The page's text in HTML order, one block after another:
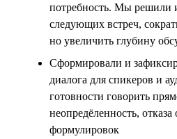
потребность. Мы решили
следующих встреч,
но увеличить глубину
Сформировали и
диалога для спикеров и
готовности говорить
неопредёленность,
формулировок